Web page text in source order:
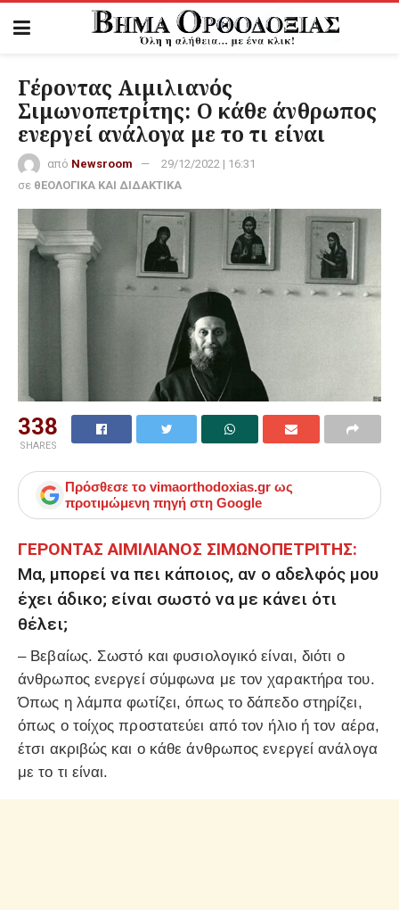
Γέροντας Αιμιλιανός
Σιμωνοπετρίτης: Ο κάθε άνθρωπος
ενεργεί ανάλογα με το τι είναι
από Newsroom
29/12/2022 | 16:31
σε θΕΟΛΟΓΙΚΑ ΚΑΙ ΔΙΔΑΚΤΙΚΑ
338
SHARES
Πρόσθεσε το vimaorthodoxias.gr ως
προτιμώμενη πηγή στη Google
ΓΕΡΟΝΤΑΣ ΑΙΜΙΛΙΑΝΟΣ ΣΙΜΩΝΟΠΕΤΡΙΤΗΣ:
Μα, μπορεί να πει κάποιος, αν ο αδελφός μου
έχει άδικο; είναι σωστό να με κάνει ότι
θέλει;
– Βεβαίως. Σωστό και φυσιολογικό είναι, διότι ο
άνθρωπος ενεργεί σύμφωνα με τον χαρακτήρα του.
Όπως η λάμπα φωτίζει, όπως το δάπεδο στηρίζει,
όπως ο τοίχος προστατεύει από τον ήλιο ή τον αέρα,
έτσι ακριβώς και ο κάθε άνθρωπος ενεργεί ανάλογα
με το τι είναι.